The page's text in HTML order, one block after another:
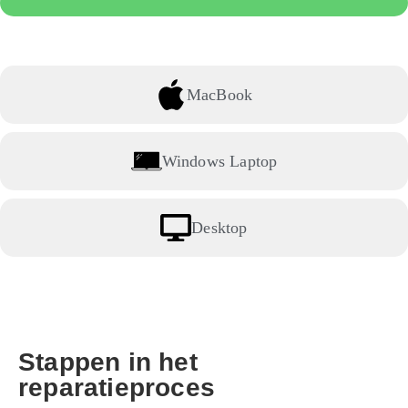
MacBook
Windows Laptop
Desktop
Stappen in het
reparatieproces